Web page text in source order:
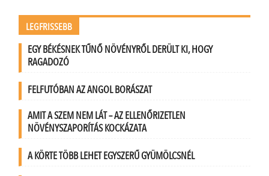
LEGFRISSEBB
EGY BÉKÉSNEK TŰNŐ NÖVÉNYRŐL DERÜLT KI, HOGY
RAGADOZÓ
FELFUTÓBAN AZ ANGOL BORÁSZAT
AMIT A SZEM NEM LÁT – AZ ELLENŐRIZETLEN
NÖVÉNYSZAPORÍTÁS KOCKÁZATA
A KÖRTE TÖBB LEHET EGYSZERŰ GYÜMÖLCSNÉL